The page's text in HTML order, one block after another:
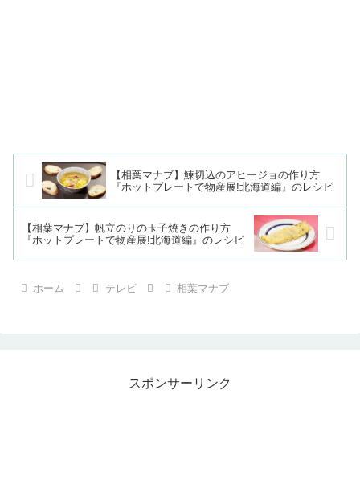
【相葉マナブ】鰊切込のアヒージョの作り方
『ホットプレートで物産展!北海道編』のレシピ
【相葉マナブ】帆立のりの玉子焼きの作り方
『ホットプレートで物産展!北海道編』のレシピ
ホーム テレビ 相葉マナブ
スポンサーリンク